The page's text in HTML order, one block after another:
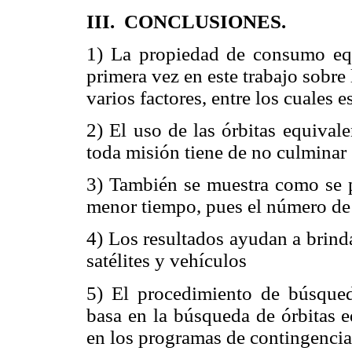
III. CONCLUSIONES.
1) La propiedad de consumo
primera vez en este trabajo
varios factores, entre los cuales
2) El uso de las órbitas
toda misión tiene de no culminar
3) También se muestra como
menor tiempo, pues el número
4) Los resultados ayudan a
satélites y vehículos
5) El procedimiento de
basa en la búsqueda de órbitas
en los programas de